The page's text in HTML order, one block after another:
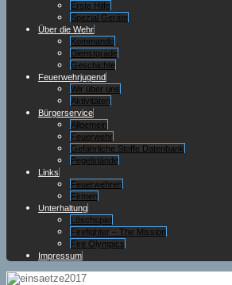
Erste Hilfe
Spezial Geräte
Über die Wehr
Kommando
Dienstgrade
Geschichte
Feuerwehrjugend
Wir über uns
Aktivitäten
Bürgerservice
Allgemein
Feuerwehr
Gefährliche Stoffe Datenbank
Pegelstände
Links
Feuerwehren
Firmen
Unterhaltung
Löschspiel
Firefighter – The Mission
Fire Olympics
Impressum